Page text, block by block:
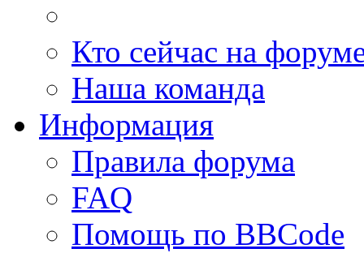
Кто сейчас на
Наша команда
Информация
Правила форума
FAQ
Помощь по BBCode